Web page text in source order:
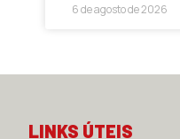
6 de agosto de 2026
LINKS ÚTEIS